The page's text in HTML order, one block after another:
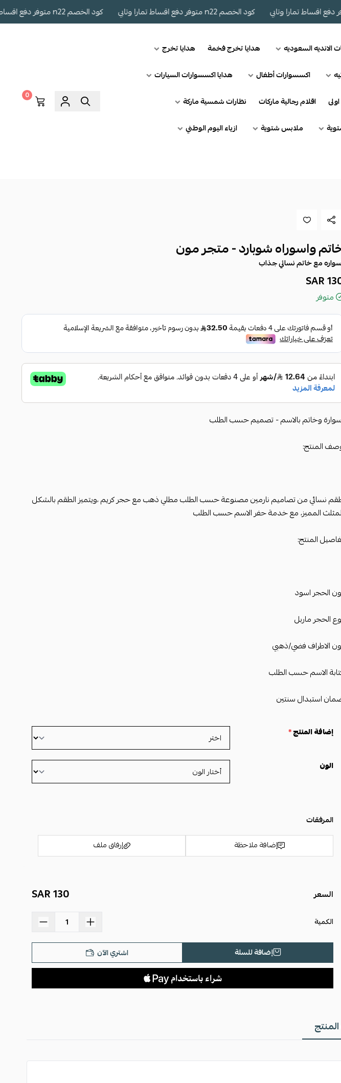
كود الخصم n22 متوفر دفع اقساط تمارا وتابي كود الخصم n22 متوفر دفع اقساط تمارا وتابي
الانديه السعوديه هدايا تخرج فخمة
هدايا تخرج
اكسسوارات أطفال
هدايا اكسسوارات السيارات
اقلام رجالية ماركات
نظارات شمسية ماركة
ملابس شتوية
ازياء اليوم الوطني
0
واسوراه شوبارد - متجر مون
مع خاتم نسائي جذاب
130
متوفر
وخاتم بالاسم - تصميم حسب الطلب
المنتج:
نسائي من تصاميم نارمين مصنوعة حسب الطلب مطلي ذهب مع حجر كريم ،ويتميز الطقم بالشكل
المميز، مع خدمة حفر الاسم حسب الطلب
المنتج:
الحجر اسود
الحجر ماربل
الاطراف فضي/ذهبي
الاسم حسب الطلب
استبدال سنتين
إضافة المنتج*
الون
المرفقات
إضافة ملاحظة
إرفاق ملف
السعر 130 SAR
الكمية
إضافة للسلة اشتري الآن